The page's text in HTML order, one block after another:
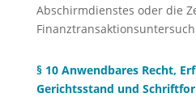
Abschirmdienstes oder die
§ 10 Anwendbares Recht,
Gerichtsstand und